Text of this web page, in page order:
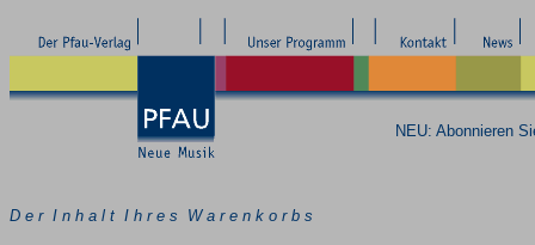
NEU: Abonnieren
D e r I n h a l t I h r e s W a r e n k o r b s